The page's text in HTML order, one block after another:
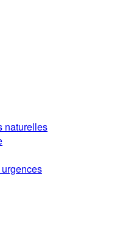
naturelles